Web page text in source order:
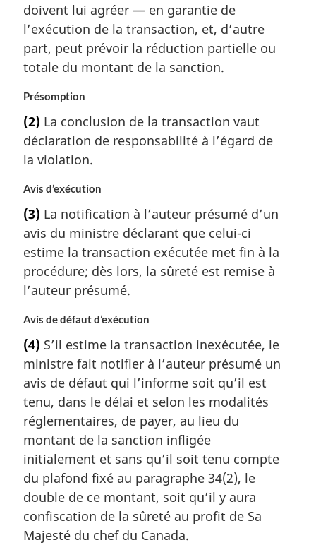
doivent lui agréer — en garantie de
l’exécution de la transaction, et, d’autre
part, peut prévoir la réduction partielle ou
totale du montant de la sanction.
Présomption
(2) La conclusion de la transaction vaut
déclaration de responsabilité à l’égard de
la violation.
Avis d’exécution
(3) La notification à l’auteur présumé d’un
avis du ministre déclarant que celui-ci
estime la transaction exécutée met fin à la
procédure; dès lors, la sûreté est remise à
l’auteur présumé.
Avis de défaut d’exécution
(4) S’il estime la transaction inexécutée, le
ministre fait notifier à l’auteur présumé un
avis de défaut qui l’informe soit qu’il est
tenu, dans le délai et selon les modalités
réglementaires, de payer, au lieu du
montant de la sanction infligée
initialement et sans qu’il soit tenu compte
du plafond fixé au paragraphe 34(2), le
double de ce montant, soit qu’il y aura
confiscation de la sûreté au profit de Sa
Majesté du chef du Canada.